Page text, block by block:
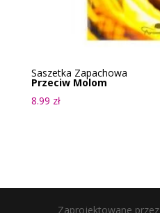
Saszetka Zapachowa
Przeciw Molom
8.99 zł
Zaprojektowane przez